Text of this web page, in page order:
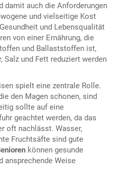
damit auch die Anforderungen
und vielseitige Kost
und Lebensqualität
von einer Ernährung, die
und Ballaststoffen ist,
Salz und Fett reduziert werden
spielt eine zentrale Rolle.
den Magen schonen, sind
sollte auf eine
geachtet werden, da das
oft nachlässt. Wasser,
Fruchtsäfte sind gute
können gesunde
ansprechende Weise